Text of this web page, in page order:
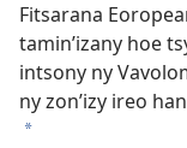
Fitsarana
tamin’izany hoe
intsony ny
ny zon’izy ireo
a